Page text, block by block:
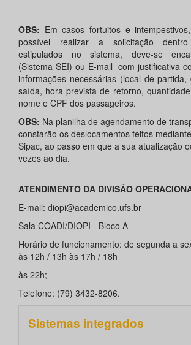
OBS: Em casos fortuitos e
possível realizar a solicitação
estipulados no sistema, deve-se
(Sistema SEI) ou E-mail com justificativa
informações necessárias (local de
saída, hora prevista de retorno,
nome e CPF dos passageiros.
OBS: Na planilha de agendamento de
constarão os deslocamentos feitos
Sipac, ao passo em que a sua atualização
vezes ao dia.
ATENDIMENTO DA DIVISÃO
E-mail: diopi@academico.ufs.br
Sala COADI/DIOPI - Bloco A
Horário de funcionamento: de segunda a
às 12h / 13h às 17h / 18h
às 22h;
Telefone: (79) 3432-8206.
Sistemas integrados